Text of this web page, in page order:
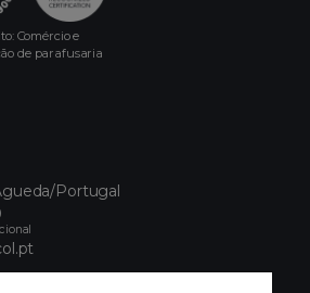
Comércio e
de parafusaria
Portugal